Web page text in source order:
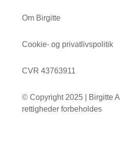
Om Birgitte
Cookie- og privatlivspolitik
CVR 43763911
© Copyright 2025 | Birgitte
rettigheder forbeholdes